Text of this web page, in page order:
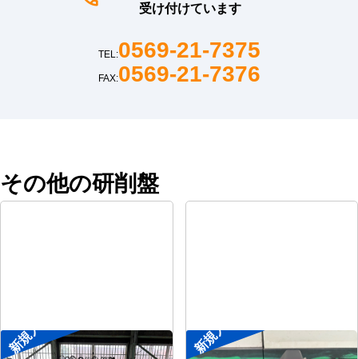
受け付けています
TEL:0569-21-7375
FAX:0569-21-7376
その他の研削盤
新規入荷
円筒研削盤 新規入荷
ドリル研削盤